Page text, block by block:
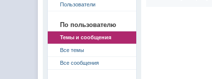
Пользователи
По пользователю
Темы и сообщения
Все темы
Все сообщения